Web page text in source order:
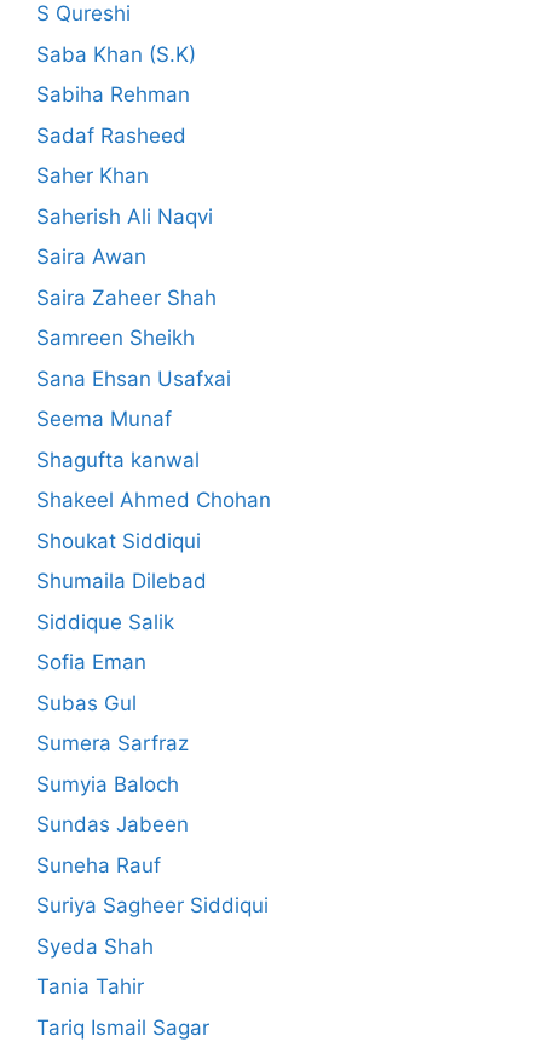
S Qureshi
Saba Khan (S.K)
Sabiha Rehman
Sadaf Rasheed
Saher Khan
Saherish Ali Naqvi
Saira Awan
Saira Zaheer Shah
Samreen Sheikh
Sana Ehsan Usafxai
Seema Munaf
Shagufta kanwal
Shakeel Ahmed Chohan
Shoukat Siddiqui
Shumaila Dilebad
Siddique Salik
Sofia Eman
Subas Gul
Sumera Sarfraz
Sumyia Baloch
Sundas Jabeen
Suneha Rauf
Suriya Sagheer Siddiqui
Syeda Shah
Tania Tahir
Tariq Ismail Sagar